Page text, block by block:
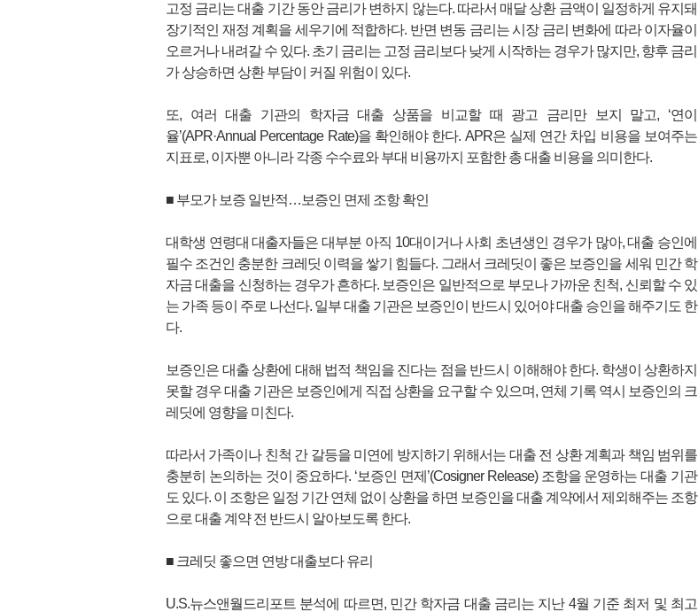
고정 금리는 대출 기간 동안 금리가 변하지 않는다. 따라서 매달 상환 금액이 일정하게 유지돼
장기적인 재정 계획을 세우기에 적합하다. 반면 변동 금리는 시장 금리 변화에 따라 이자율이
오르거나 내려갈 수 있다. 초기 금리는 고정 금리보다 낮게 시작하는 경우가 많지만, 향후 금리
가 상승하면 상환 부담이 커질 위험이 있다.
또, 여러 대출 기관의 학자금 대출 상품을 비교할 때 광고 금리만 보지 말고, ‘연이
율’(APR·Annual Percentage Rate)을 확인해야 한다. APR은 실제 연간 차입 비용을 보여주는
지표로, 이자뿐 아니라 각종 수수료와 부대 비용까지 포함한 총 대출 비용을 의미한다.
■ 부모가 보증 일반적…보증인 면제 조항 확인
대학생 연령대 대출자들은 대부분 아직 10대이거나 사회 초년생인 경우가 많아, 대출 승인에
필수 조건인 충분한 크레딧 이력을 쌓기 힘들다. 그래서 크레딧이 좋은 보증인을 세워 민간 학
자금 대출을 신청하는 경우가 흔하다. 보증인은 일반적으로 부모나 가까운 친척, 신뢰할 수 있
는 가족 등이 주로 나선다. 일부 대출 기관은 보증인이 반드시 있어야 대출 승인을 해주기도 한
다.
보증인은 대출 상환에 대해 법적 책임을 진다는 점을 반드시 이해해야 한다. 학생이 상환하지
못할 경우 대출 기관은 보증인에게 직접 상환을 요구할 수 있으며, 연체 기록 역시 보증인의 크
레딧에 영향을 미친다.
따라서 가족이나 친척 간 갈등을 미연에 방지하기 위해서는 대출 전 상환 계획과 책임 범위를
충분히 논의하는 것이 중요하다. ‘보증인 면제’(Cosigner Release) 조항을 운영하는 대출 기관
도 있다. 이 조항은 일정 기간 연체 없이 상환을 하면 보증인을 대출 계약에서 제외해주는 조항
으로 대출 계약 전 반드시 알아보도록 한다.
■ 크레딧 좋으면 연방 대출보다 유리
U.S.뉴스앤월드리포트 분석에 따르면, 민간 학자금 대출 금리는 지난 4월 기준 최저 및 최고